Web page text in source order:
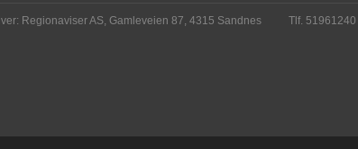
Regionaviser AS, Gamleveien 87, 4315 Sandnes Tlf. 51961240